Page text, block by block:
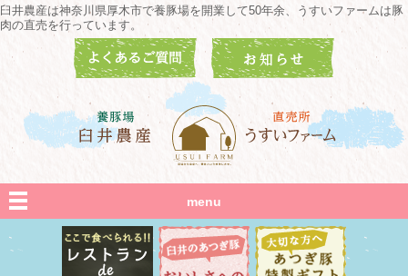
臼井農産は神奈川県厚木市で養豚場を開業して50年余、うすいファームは豚
肉の直売を行っています。
menu